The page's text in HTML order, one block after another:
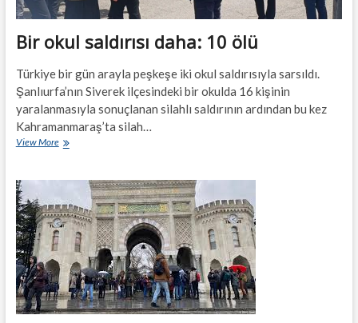
Bir okul saldırısı daha: 10 ölü
Türkiye bir gün arayla peşkeşe iki okul saldırısıyla sarsıldı.
Şanlıurfa’nın Siverek ilçesindeki bir okulda 16 kişinin
yaralanmasıyla sonuçlanan silahlı saldırının ardından bu kez
Kahramanmaraş’ta silah…
View MoreBir
10
ölü